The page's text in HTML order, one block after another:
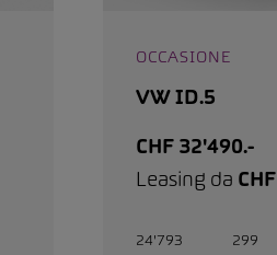
OCCASIONE
VW ID.5
CHF 32'490.-
Leasing da
24'793
299